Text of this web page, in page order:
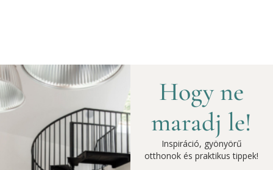
Hogy ne
maradj le!
Inspiráció, gyönyörű
otthonok és praktikus tippek!